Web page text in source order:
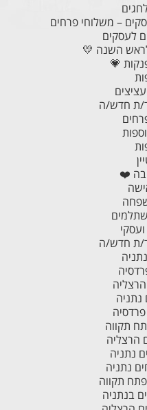
– משלוחי פרחים
לעסקים
השנה 💛
💗
ת חדש/ה
❤️
ת חדש/ה
נתניה
תקווה
הרצליה
נתניה
נתניה
תקווה
בנתניה